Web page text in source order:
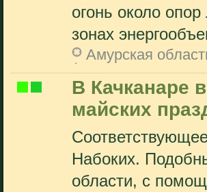
огонь около
зонах
Амурская
В Качканаре
майских
Набоких.
области, с